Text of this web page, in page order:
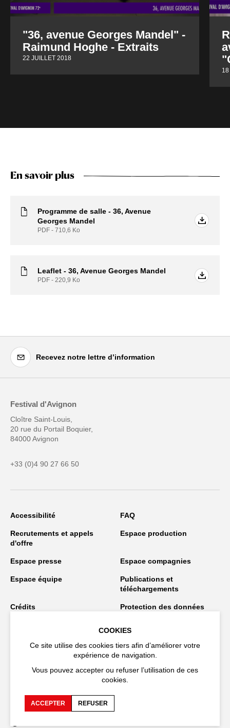
"36, avenue Georges Mandel" -
Raimund Hoghe - Extraits
22 JUILLET 2018
En savoir plus
Programme de salle - 36, Avenue
Georges Mandel
PDF - 710,6 Ko
Leaflet - 36, Avenue Georges Mandel
PDF - 220,9 Ko
Recevez notre lettre d’information
Festival d'Avignon
Cloître Saint-Louis,
20 rue du Portail Boquier,
84000 Avignon
+33 (0)4 90 27 66 50
Accessibilité FAQ
Recrutements et appels
d'offre
Espace production
Espace presse Espace compagnies
Espace équipe
Publications et
téléchargements
Crédits
Protection des données
Restez connecté
COOKIES
Ce site utilise des cookies tiers afin d’améliorer votre
expérience de navigation.
Vous pouvez accepter ou refuser l’utilisation de ces
cookies.
ACCEPTER REFUSER